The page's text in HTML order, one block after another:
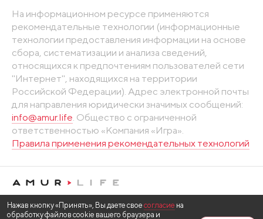
На информационном ресурсе применяются
рекомендательные технологии (информационные
технологии предоставления информации на основе
сбора, систематизации и анализа сведений,
относящихся к предпочтениям пользователей сети
"Интернет", находящихся на территории
Российской Федерации). Адрес электронной почты
для направления юридически значимых сообщений:
info@amur.life. Общество с ограниченной
ответственностью «Компания «Игра».
Правила применения рекомендательных технологий
Нажав кнопку «Принять», Вы даете свое согласие на
обработку файлов cookie вашего браузера и